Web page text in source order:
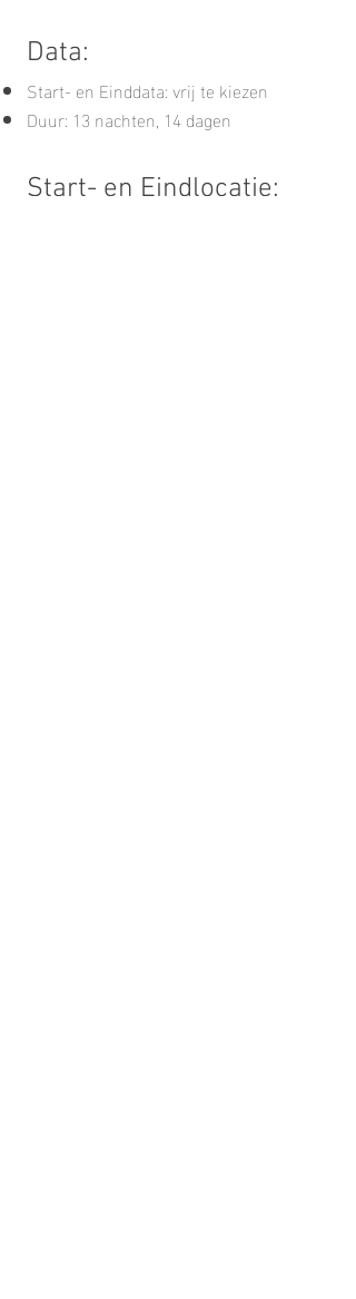
Data:
Start- en Einddata: vrij te kiezen
Duur: 13 nachten, 14 dagen
Start- en Eindlocatie: